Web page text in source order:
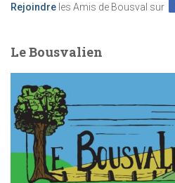
Rejoindre les Amis de Bousval sur
Le Bousvalien